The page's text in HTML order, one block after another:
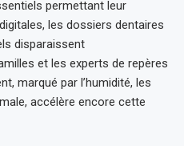
permettant leur
les dossiers dentaires
disparaissent
et les experts de repères
marqué par l’humidité, les
accélère encore cette